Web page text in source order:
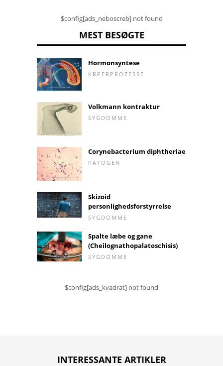
$config[ads_neboscreb] not found
MEST BESØGTE
Hormonsyntese
KRPERPROZESSE
Volkmann kontraktur
SYGDOMME
Corynebacterium diphtheriae
PATOGEN
Skizoid
personlighedsforstyrrelse
SYGDOMME
Spalte læbe og gane
(Cheilognathopalatoschisis)
SYGDOMME
$config[ads_kvadrat] not found
INTERESSANTE ARTIKLER